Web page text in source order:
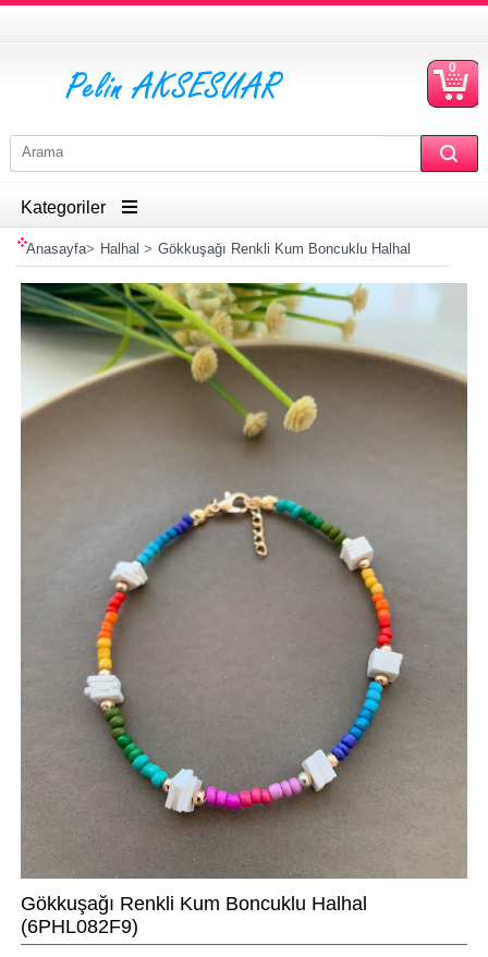
0
Kategoriler
Anasayfa> Halhal > Gökkuşağı Renkli Kum Boncuklu Halhal
Gökkuşağı Renkli Kum Boncuklu Halhal
(6PHL082F9)